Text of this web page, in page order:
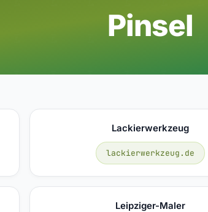
Pinsel
Lackierwerkzeug
lackierwerkzeug.de
Leipziger-Maler